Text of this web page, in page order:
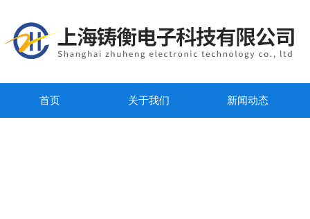
首页 关于我们 新闻动态